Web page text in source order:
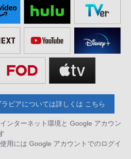
ビアについては詳しくは こちら
ンターネット環境と Google アカウン
用には Google アカウントでのログイ